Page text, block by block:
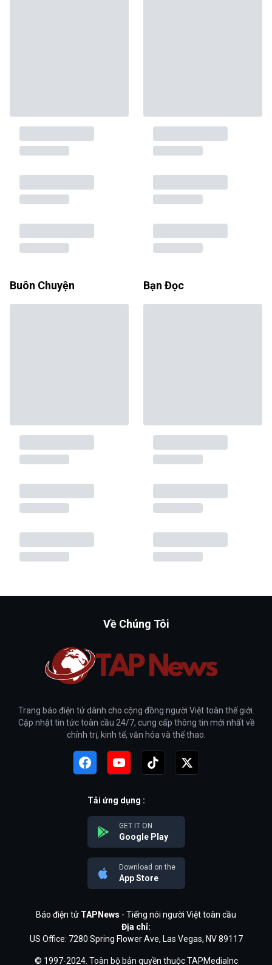
Buôn Chuyện Bạn Đọc
Về Chúng Tôi
Trang báo điện tử dành cho cộng đồng người Việt toàn thế giới.
Cập nhật tin tức toàn cầu 24/7, cung cấp thông tin mới nhất về
chính trị, kinh tế, văn hóa và thể thao.
Tải ứng dụng :
GET IT ON
Google Play
Download on the
App Store
Báo điện tử TAPNews - Tiếng nói người Việt toàn cầu
Địa chỉ:
US Office: 7280 Spring Flower Ave, Las Vegas, NV 89117
© 1997-2024. Toàn bộ bản quyền thuộc TAPMediaInc